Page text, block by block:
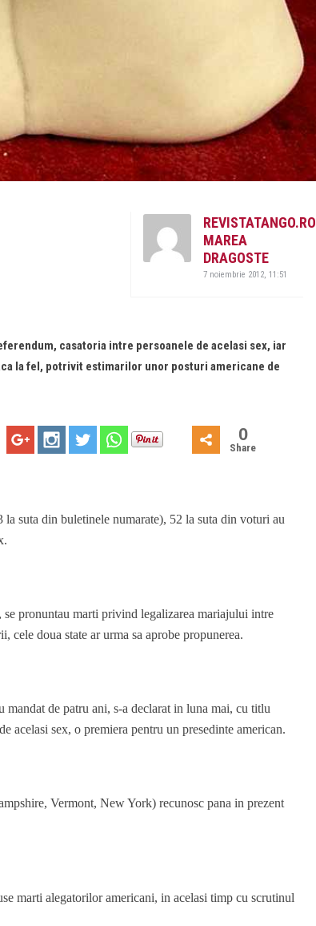
REVISTATANGO.RO
MAREA
DRAGOSTE
7 noiembrie 2012, 11:51
casatoria intre persoanele de acelasi sex, iar
la fel, potrivit estimarilor unor posturi americane de
0
Share
suta din buletinele numarate), 52 la suta din voturi au
pronuntau marti privind legalizarea mariajului intre
cele doua state ar urma sa aprobe propunerea.
de patru ani, s-a declarat in luna mai, cu titlu
acelasi sex, o premiera pentru un presedinte american.
Vermont, New York) recunosc pana in prezent
marti alegatorilor americani, in acelasi timp cu scrutinul